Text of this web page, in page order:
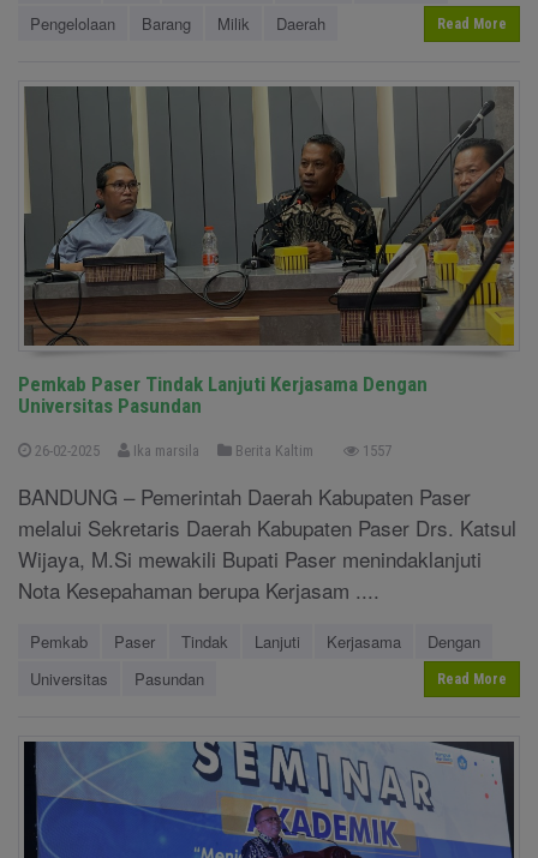
Pengelolaan
Barang Milik Daerah Read More
Pemkab Paser Tindak Lanjuti Kerjasama Dengan
Universitas Pasundan
26-02-2025 Ika marsila Berita Kaltim 1557
BANDUNG – Pemerintah Daerah Kabupaten Paser
melalui Sekretaris Daerah Kabupaten Paser Drs. Katsul
Wijaya, M.Si mewakili Bupati Paser menindaklanjuti
Nota Kesepahaman berupa Kerjasam ....
Pemkab Paser Tindak Lanjuti Kerjasama
Dengan
Universitas
Pasundan Read More